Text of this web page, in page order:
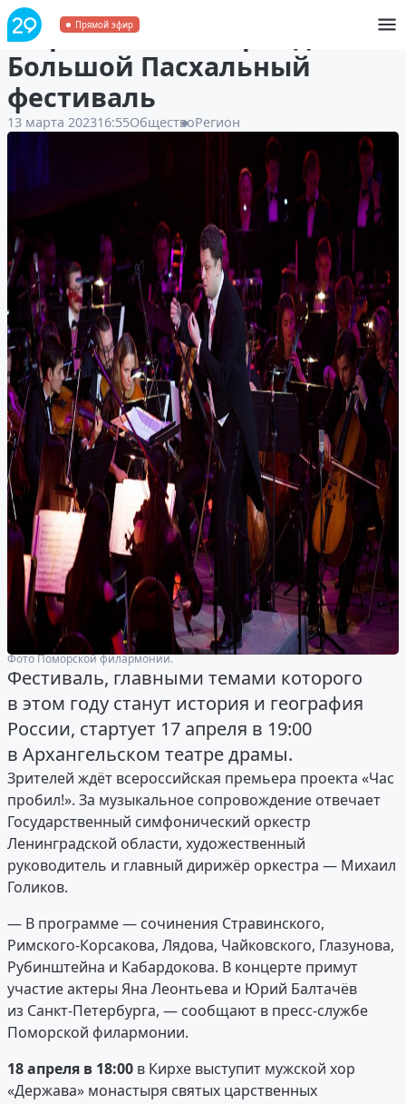
Прямой эфир
В Архангельске пройдёт
Большой Пасхальный
фестиваль
13 марта 202316:55ОбществоРегион
Фото Поморской филармонии.
Фестиваль, главными темами которого
в этом году станут история и география
России, стартует 17 апреля в 19:00
в Архангельском театре драмы.
Зрителей ждёт всероссийская премьера проекта «Час
пробил!». За музыкальное сопровождение отвечает
Государственный симфонический оркестр
Ленинградской области, художественный
руководитель и главный дирижёр оркестра — Михаил
Голиков.
— В программе — сочинения Стравинского,
Римского-Корсакова, Лядова, Чайковского, Глазунова,
Рубинштейна и Кабардокова. В концерте примут
участие актеры Яна Леонтьева и Юрий Балтачёв
из Санкт-Петербурга, — сообщают в пресс-службе
Поморской филармонии.
18 апреля в 18:00 в Кирхе выступит мужской хор
«Держава» монастыря святых царственных